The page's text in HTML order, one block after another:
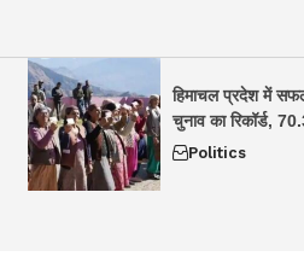
हिमाचल प्रदेश में
चुनाव का रिकॉर्ड,
Politics